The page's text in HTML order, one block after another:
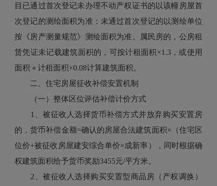
目已通过首次登记未办理不动产权证书的以该幢房屋首
次登记的测绘面积为准；未通过首次登记的以测绘单位
按《房产测量规范》测绘面积为准。属民房的，公房租
赁凭证未记载建筑面积的，可按计租面积×1.3，或使用
面积＋计租面积×0.08计算建筑面积。
二、住宅房屋征收补偿安置机制
（一）整体区位评估补偿计价方式
1、被征收人选择货币补偿方式并放弃购买安置房
的，货币补偿金额=确认的房屋合法建筑面积×（住宅区
位价+被征收房屋建安综合单价×成新率），同时根据确
权建筑面积给予货币奖励3455元/平方米。
2、被征收人选择购买安置型商品房（产权调换）